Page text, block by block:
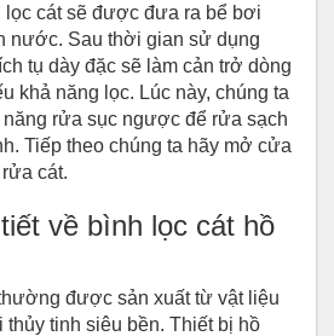
lọc cát sẽ được đưa ra bể bơi
nước. Sau thời gian sử dụng
tụ dày đặc sẽ làm cản trở dòng
khả năng lọc. Lúc này, chúng ta
rửa sục ngược để rửa sạch
Tiếp theo chúng ta hãy mở cửa
cát.
về bình lọc cát hồ
được sản xuất từ vật liệu
thủy tinh siêu bền. Thiết bị hồ